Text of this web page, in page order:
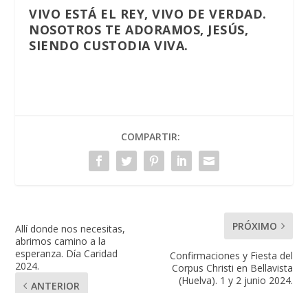
VIVO ESTÁ EL REY, VIVO DE VERDAD.
NOSOTROS TE ADORAMOS, JESÚS,
SIENDO CUSTODIA VIVA.
COMPARTIR:
Allí donde nos necesitas,
abrimos camino a la
esperanza. Día Caridad
2024.
ANTERIOR
PRÓXIMO
Confirmaciones y Fiesta del
Corpus Christi en Bellavista
(Huelva). 1 y 2 junio 2024.